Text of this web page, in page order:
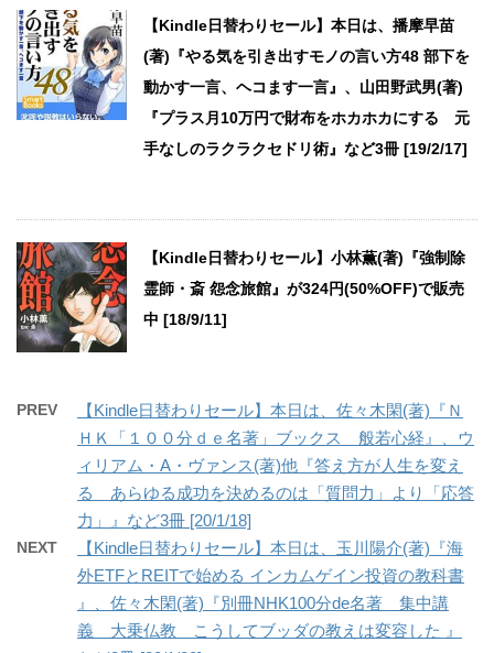
【Kindle日替わりセール】本日は、播摩早苗
(著)『やる気を引き出すモノの言い方48 部下を
動かす一言、ヘコます一言』、山田野武男(著)
『プラス月10万円で財布をホカホカにする 元
手なしのラクラクセドリ術』など3冊 [19/2/17]
【Kindle日替わりセール】小林薫(著)『強制除
霊師・斎 怨念旅館』が324円(50%OFF)で販売
中 [18/9/11]
PREV
【Kindle日替わりセール】本日は、佐々木閑(著)『Ｎ
ＨＫ「１００分ｄｅ名著」ブックス 般若心経』、ウ
ィリアム・A・ヴァンス(著)他『答え方が人生を変え
る あらゆる成功を決めるのは「質問力」より「応答
力」』など3冊 [20/1/18]
NEXT
【Kindle日替わりセール】本日は、玉川陽介(著)『海
外ETFとREITで始める インカムゲイン投資の教科書
』、佐々木閑(著)『別冊NHK100分de名著 集中講
義 大乗仏教 こうしてブッダの教えは変容した 』